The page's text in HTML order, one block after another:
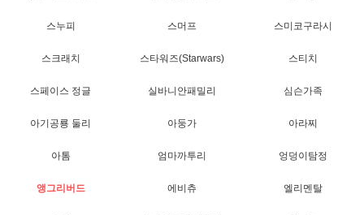
스누피 스머프 스미코구라시
스크래치 스타워즈(Starwars) 스티치
스페이스 정글 실바니안패밀리 심슨가족
아기공룡 둘리 아둥가 아라찌
아톰 엄마까투리 엉덩이탐정
앵그리버드 에비츄 엘리멘탈